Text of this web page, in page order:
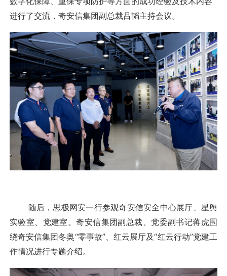
进行了交流，奇安信集团副总裁吕韬主持会议。
随后，思极网安一行参观奇安信安全中心展厅、星舆
实验室、党建室。奇安信集团副总裁、党委副书记蒋虎围
绕奇安信集团冬奥“零事故”、红云展厅及“红云行动”党建工
作情况进行专题介绍。